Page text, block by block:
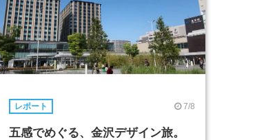
レポート 7/8
五感でめぐる、金沢デザイン旅。